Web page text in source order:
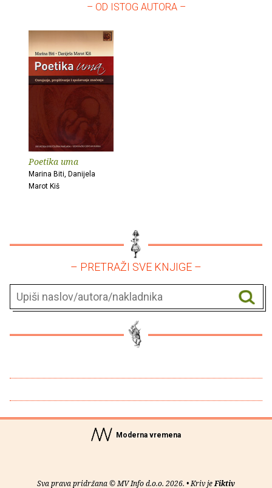
– OD ISTOG AUTORA –
Poetika uma
Marina Biti, Danijela
Marot Kiš
– PRETRAŽI SVE KNJIGE –
Moderna vremena
Sva prava pridržana © MV Info d.o.o. 2026. • Kriv jeFiktiv